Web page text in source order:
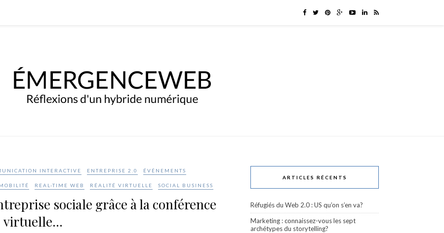
INTERACTIVE ENTREPRISE 2.0 ÉVÉNEMENTS
REAL-TIME WEB RÉALITÉ VIRTUELLE SOCIAL BUSINESS
sociale grâce à la conférence
virtuelle…
ARTICLES RÉCENTS
Réfugiés du Web 2.0 : US qu’on s’en va?
Marketing : connaissez-vous les sept
archétypes du storytelling?